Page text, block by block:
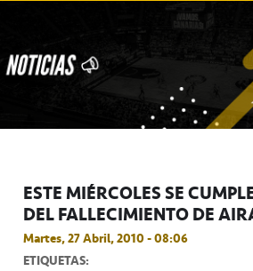
ESTE MIÉRCOLES SE
DEL FALLECIMIENTO DE
Martes, 27 Abril, 2010 - 08:06
ETIQUETAS: